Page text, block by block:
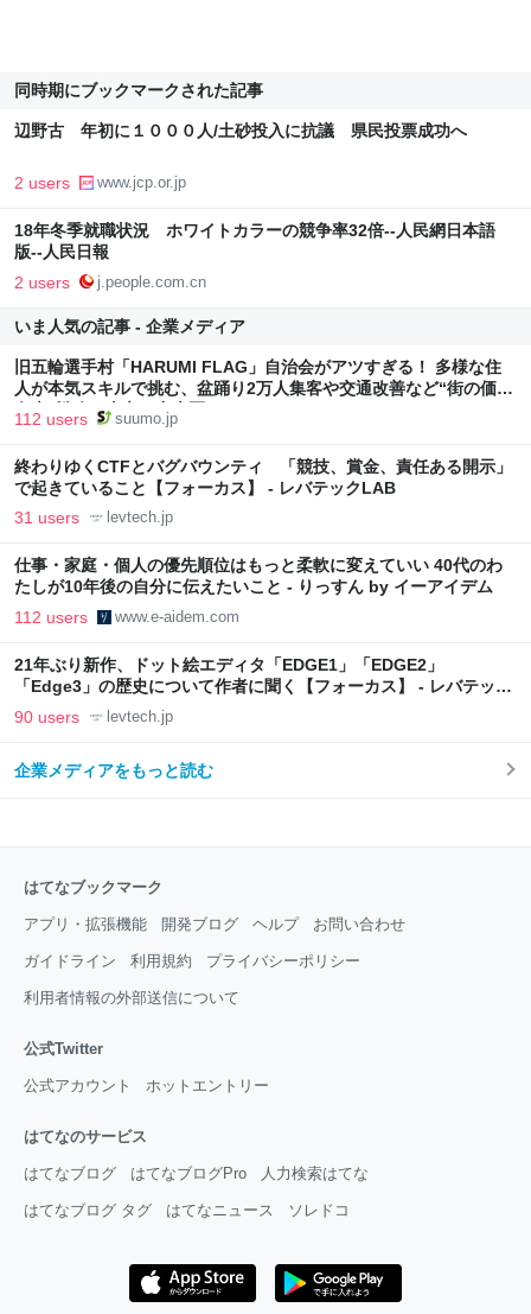
同時期にブックマークされた記事
辺野古 年初に１０００人/土砂投入に抗議 県民投票成功へ
2 users www.jcp.or.jp
18年冬季就職状況 ホワイトカラーの競争率32倍--人民網日本語
版--人民日報
2 users j.people.com.cn
いま人気の記事 - 企業メディア
旧五輪選手村「HARUMI FLAG」自治会がアツすぎる！ 多様な住
人が本気スキルで挑む、盆踊り2万人集客や交通改善など“街の価値
向上”戦略 東京・中央区
112 users suumo.jp
終わりゆくCTFとバグバウンティ 「競技、賞金、責任ある開示」
で起きていること【フォーカス】 - レバテックLAB
31 users levtech.jp
仕事・家庭・個人の優先順位はもっと柔軟に変えていい 40代のわ
たしが10年後の自分に伝えたいこと - りっすん by イーアイデム
112 users www.e-aidem.com
21年ぶり新作、ドット絵エディタ「EDGE1」「EDGE2」
「Edge3」の歴史について作者に聞く【フォーカス】 - レバテック
LAB
90 users levtech.jp
企業メディアをもっと読む
はてなブックマーク
アプリ・拡張機能 開発ブログ ヘルプ お問い合わせ
ガイドライン 利用規約 プライバシーポリシー
利用者情報の外部送信について
公式Twitter
公式アカウント ホットエントリー
はてなのサービス
はてなブログ はてなブログPro 人力検索はてな
はてなブログ タグ はてなニュース ソレドコ